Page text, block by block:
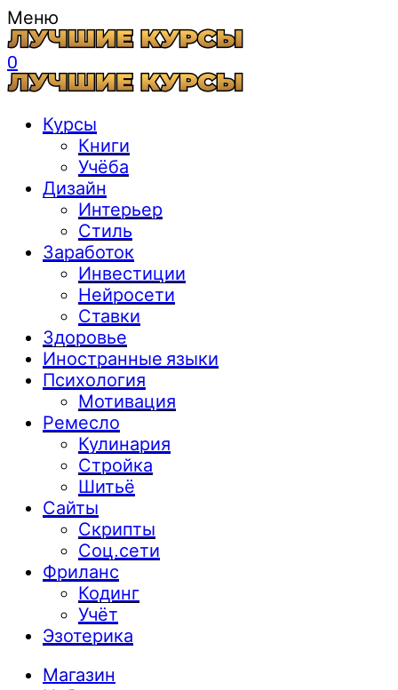
Меню
0
Курсы
Книги
Учёба
Дизайн
Интерьер
Стиль
Заработок
Инвестиции
Нейросети
Ставки
Здоровье
Иностранные языки
Психология
Мотивация
Ремесло
Кулинария
Стройка
Шитьё
Сайты
Скрипты
Соц.сети
Фриланс
Кодинг
Учёт
Эзотерика
Магазин